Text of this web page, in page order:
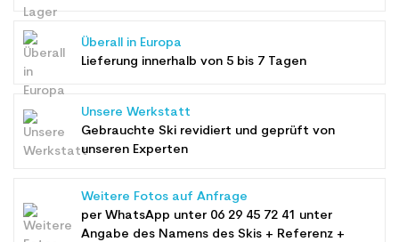
Überall in Europa
Lieferung innerhalb von 5 bis 7 Tagen
Unsere Werkstatt
Gebrauchte Ski revidiert und geprüft von
unseren Experten
Weitere Fotos auf Anfrage
per WhatsApp unter 06 29 45 72 41 unter
Angabe des Namens des Skis + Referenz +